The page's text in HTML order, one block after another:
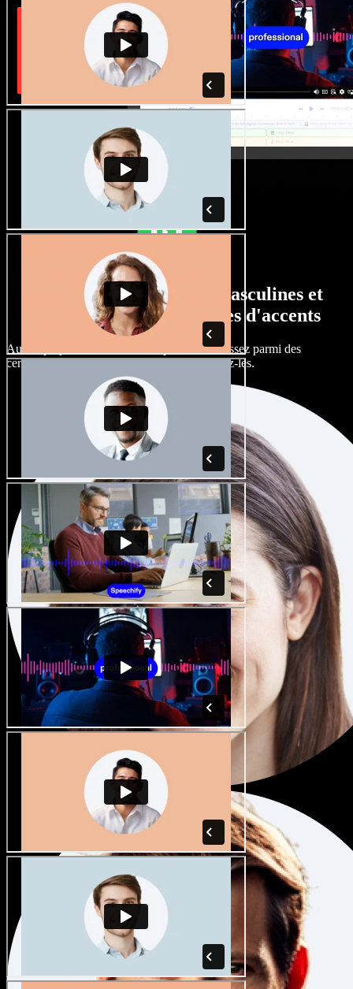
Un large choix de voix masculines et
féminines, avec tous types d'accents
Aucun projet ne devrait sonner pareil. Choisissez parmi des
centaines de voix IA et d'accents, et peaufinez-les.